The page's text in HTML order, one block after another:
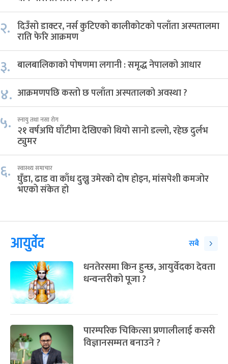
२. दिउँसो डाक्टर, नर्स कुटिएको कालीकोटको पलाँता अस्पतालमा
राति फेरि आक्रमण
३. बालबालिकाको पोषणमा लगानी : समृद्ध नेपालको आधार
४. आक्रमणपछि कस्तो छ पलाँता अस्पतालको अवस्था ?
५. स्नायु तथा नसा रोग
२१ वर्षअघि घाँटीमा देखिएको थियो सानो डल्लो, रहेछ दुर्लभ
ट्युमर
६. स्वास्थ्य समाचार
घुँडा, ढाड वा काँध दुख्नु उमेरको दोष होइन, मांसपेशी कमजोर
भएको संकेत हो
आयुर्वेद सबै
धनतेरसमा किन हुन्छ, आयुर्वेदका देवता
धन्वन्तरीको पूजा ?
पारम्परिक चिकित्सा प्रणालीलाई कसरी
विज्ञानसम्मत बनाउने ?